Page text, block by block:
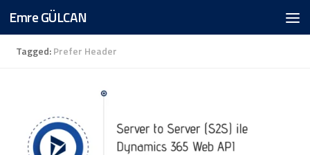
Skip to content
Emre GÜLCAN
Tagged:Prefer Header